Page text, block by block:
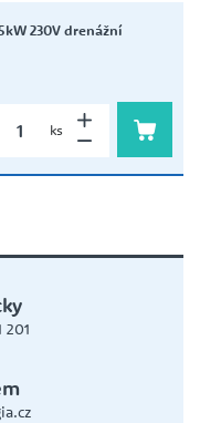
230V drenážní
ks
201